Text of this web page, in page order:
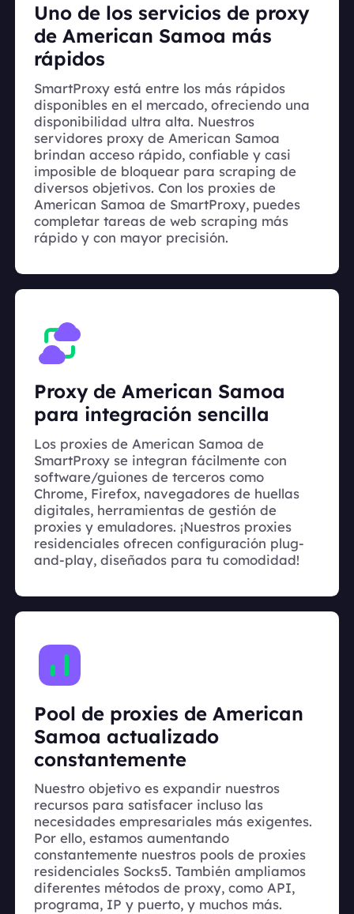
Uno de los servicios de proxy
de American Samoa más
rápidos
SmartProxy está entre los más rápidos
disponibles en el mercado, ofreciendo una
disponibilidad ultra alta. Nuestros
servidores proxy de American Samoa
brindan acceso rápido, confiable y casi
imposible de bloquear para scraping de
diversos objetivos. Con los proxies de
American Samoa de SmartProxy, puedes
completar tareas de web scraping más
rápido y con mayor precisión.
Proxy de American Samoa
para integración sencilla
Los proxies de American Samoa de
SmartProxy se integran fácilmente con
software/guiones de terceros como
Chrome, Firefox, navegadores de huellas
digitales, herramientas de gestión de
proxies y emuladores. ¡Nuestros proxies
residenciales ofrecen configuración plug-
and-play, diseñados para tu comodidad!
Pool de proxies de American
Samoa actualizado
constantemente
Nuestro objetivo es expandir nuestros
recursos para satisfacer incluso las
necesidades empresariales más exigentes.
Por ello, estamos aumentando
constantemente nuestros pools de proxies
residenciales Socks5. También ampliamos
diferentes métodos de proxy, como API,
programa, IP y puerto, y muchos más.